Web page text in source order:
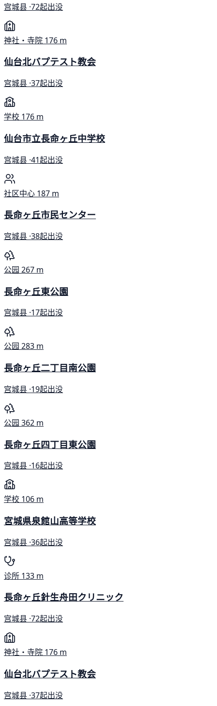
宫城县 ·72起出没
神社・寺院 176 m
仙台北バプテスト教会
宫城县 ·37起出没
学校 176 m
仙台市立長命ヶ丘中学校
宫城县 ·41起出没
社区中心 187 m
長命ヶ丘市民センター
宫城县 ·38起出没
公园 267 m
長命ヶ丘東公園
宫城县 ·17起出没
公园 283 m
長命ヶ丘二丁目南公園
宫城县 ·19起出没
公园 362 m
長命ヶ丘四丁目東公園
宫城县 ·16起出没
学校 106 m
宮城県泉館山高等学校
宫城县 ·36起出没
诊所 133 m
長命ヶ丘針生舟田クリニック
宫城县 ·72起出没
神社・寺院 176 m
仙台北バプテスト教会
宫城县 ·37起出没